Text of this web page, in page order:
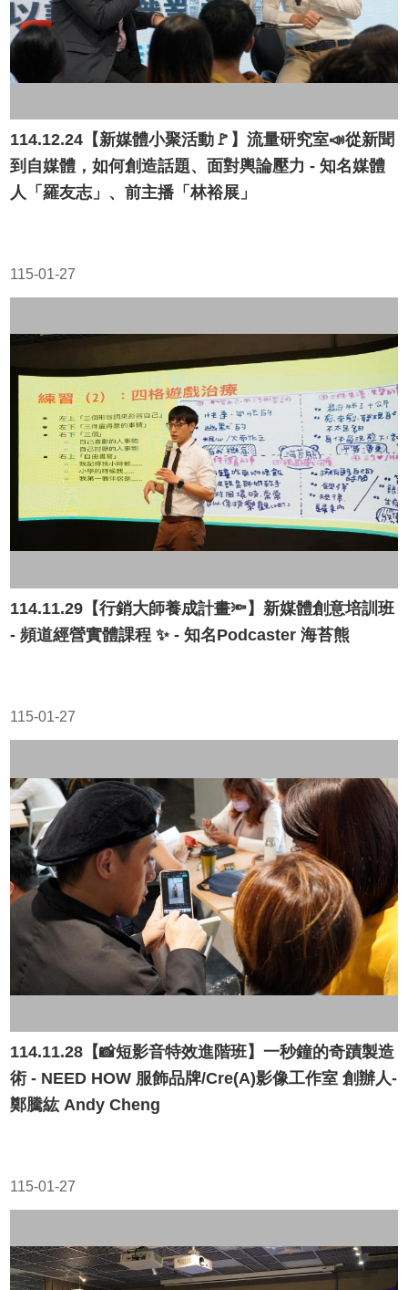
114.12.24【新媒體小聚活動🚩】流量研究室📣從新聞
到自媒體，如何創造話題、面對輿論壓力 - 知名媒體
人「羅友志」、前主播「林裕展」
115-01-27
114.11.29【行銷大師養成計畫🔦】新媒體創意培訓班
- 頻道經營實體課程 ✨ - 知名Podcaster 海苔熊
115-01-27
114.11.28【📸短影音特效進階班】一秒鐘的奇蹟製造
術 - NEED HOW 服飾品牌/Cre(A)影像工作室 創辦人-
鄭騰紘 Andy Cheng
115-01-27